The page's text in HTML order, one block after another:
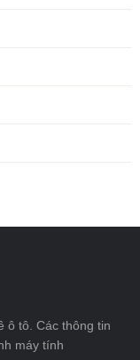
ô tô. Các thông tin
máy tính